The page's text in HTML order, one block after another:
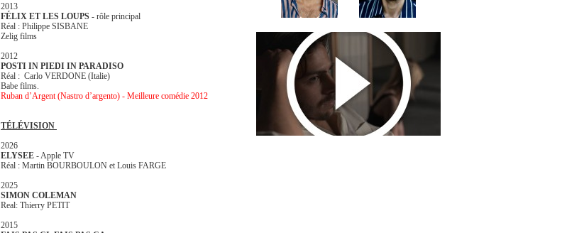
2013
FÉLIX ET LES LOUPS - rôle principal
Réal : Philippe SISBANE
Zelig films
2012
POSTI IN PIEDI IN PARADISO
Réal : Carlo VERDONE (Italie)
Babe films.
Ruban d’Argent (Nastro d’argento) - Meilleure comédie 2012
TÉLÉVISION
2026
ELYSEE - Apple TV
Réal : Martin BOURBOULON et Louis FARGE
2025
SIMON COLEMAN
Real: Thierry PETIT
2015